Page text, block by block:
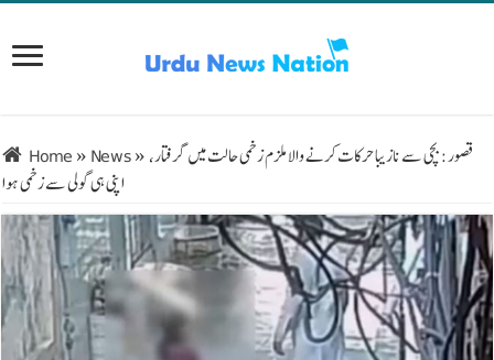
Home » News» قصور: بچی سے نازیبا حرکات کرنے والا ملزم زخمی حالت میں گرفتار،
اپنی ہی گولی سے زخمی ہوا